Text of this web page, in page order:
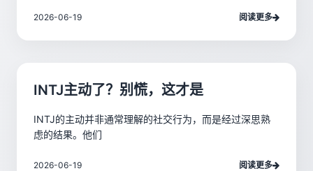
2026-06-19 阅读更多
INTJ主动了？别慌，这才是
INTJ的主动并非通常理解的社交行为，而是经过深思熟
虑的结果。他们
2026-06-19 阅读更多